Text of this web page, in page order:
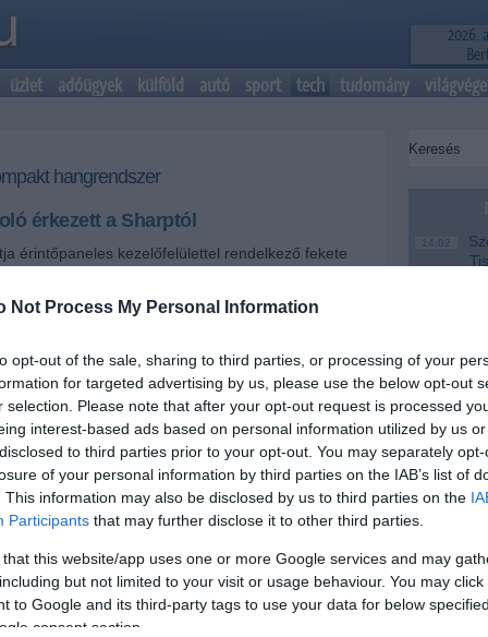
Not Process My Personal Information
opt-out of the sale, sharing to third parties, or processing of your
for targeted advertising by us, please use the below opt-out
selection. Please note that after your opt-out request is processed
interest-based ads based on personal information utilized by us
to third parties prior to your opt-out. You may separately
of your personal information by third parties on the IAB’s list of
This information may also be disclosed by us to third parties on the
Participants that may further disclose it to other third parties.
that this website/app uses one or more Google services and may
but not limited to your visit or usage behaviour. You may
to Google and its third-party tags to use your data for below
consent section.
2026.
üzlet adóügyek külföld autó sport tech tudomány világvége
hangrendszer
érkezett a Sharptól
érintőpaneles kezelőfelülettel rendelkező fekete
DK-AP8-t.
telefon-kihangosítóként is használható, de egy
csatlakoztatva video- és képnézegetőként
A kompakt hangrendszer hordozható, telefon-
is használható. Ilyenkor a zenelejátszás megáll,
iPhone-ján, és újraindul, miután a beszélgetés
két részből áll, egy központi
és a levehető kezelőpanelből. A két rész együtt egy
alkot.
csatlakozáson keresztül kommunikáló
amely nem tartalmaz gombokat. A
és irányítása az iPhone és az iPod Touch
A hangot egy külön subwooferből, digitális erősítőből
14:02
10:53
8:46
6:40
22:15